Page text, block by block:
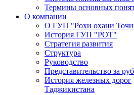
Термины основных
О компании
О ГУП "Рохи охани
История ГУП "РОТ"
Стратегия развития
Структура
Руководство
Представительство за
История железных дорог
Таджикистана